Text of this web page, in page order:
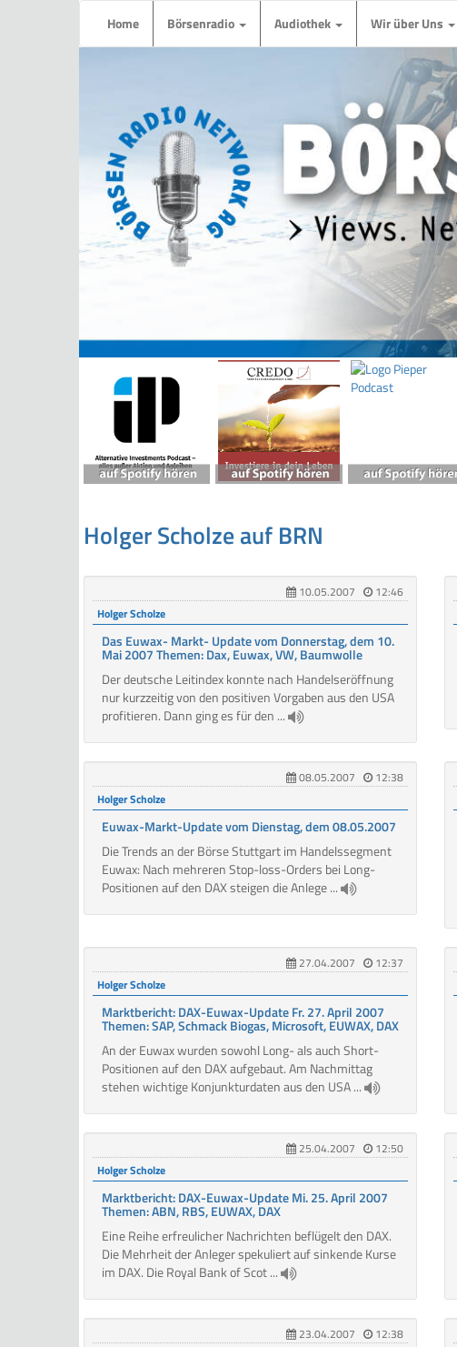
Home Börsenradio Audiothek Wir über Uns
Holger Scholze auf BRN
10.05.2007
12:46
Holger Scholze
Das Euwax- Markt- Update vom Donnerstag, dem 10.
Mai 2007 Themen: Dax, Euwax, VW, Baumwolle
Der deutsche Leitindex konnte nach Handelseröffnung
nur kurzzeitig von den positiven Vorgaben aus den USA
profitieren. Dann ging es für den ...
08.05.2007
12:38
Holger Scholze
Euwax-Markt-Update vom Dienstag, dem 08.05.2007
Die Trends an der Börse Stuttgart im Handelssegment
Euwax: Nach mehreren Stop-loss-Orders bei Long-
Positionen auf den DAX steigen die Anlege ...
27.04.2007
12:37
Holger Scholze
Marktbericht: DAX-Euwax-Update Fr. 27. April 2007
Themen: SAP, Schmack Biogas, Microsoft, EUWAX, DAX
An der Euwax wurden sowohl Long- als auch Short-
Positionen auf den DAX aufgebaut. Am Nachmittag
stehen wichtige Konjunkturdaten aus den USA ...
25.04.2007
12:50
Holger Scholze
Marktbericht: DAX-Euwax-Update Mi. 25. April 2007
Themen: ABN, RBS, EUWAX, DAX
Eine Reihe erfreulicher Nachrichten beflügelt den DAX.
Die Mehrheit der Anleger spekuliert auf sinkende Kurse
im DAX. Die Royal Bank of Scot ...
23.04.2007
12:38